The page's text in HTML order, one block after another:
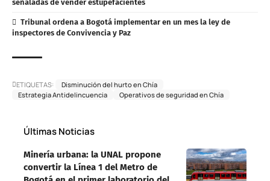
señaladas de vender estupefacientes
Tribunal ordena a Bogotá implementar en un mes la ley de
inspectores de Convivencia y Paz
ETIQUETAS:
Disminución del hurto en Chía
Estrategia Antidelincuencia
Operativos de seguridad en Chía
Últimas Noticias
Minería urbana: la UNAL propone
convertir la Línea 1 del Metro de